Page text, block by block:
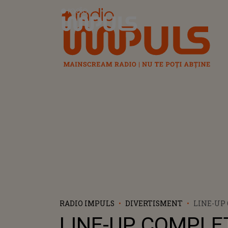
Radio Impuls
RADIO IMPULS DIVERTISMENT
LINE-UP
PE